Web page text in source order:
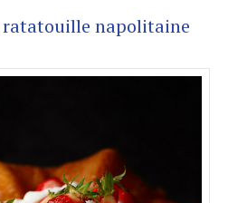
napolitaine